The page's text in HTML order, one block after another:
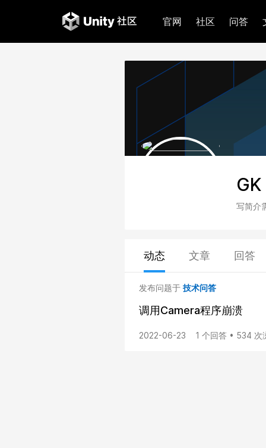
官网 社区 问答
GK
写简介
动态 文章 回答
发布问题于 技术问答
调用Camera程序崩溃
2022-06-23 1 个回答 • 534 次